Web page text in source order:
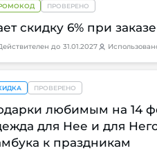
ПРОВЕРЕНО
скидку 6% при
до 31.01.2027
ПРОВЕРЕНО
любимым на 14
для Нее и для
к праздникам